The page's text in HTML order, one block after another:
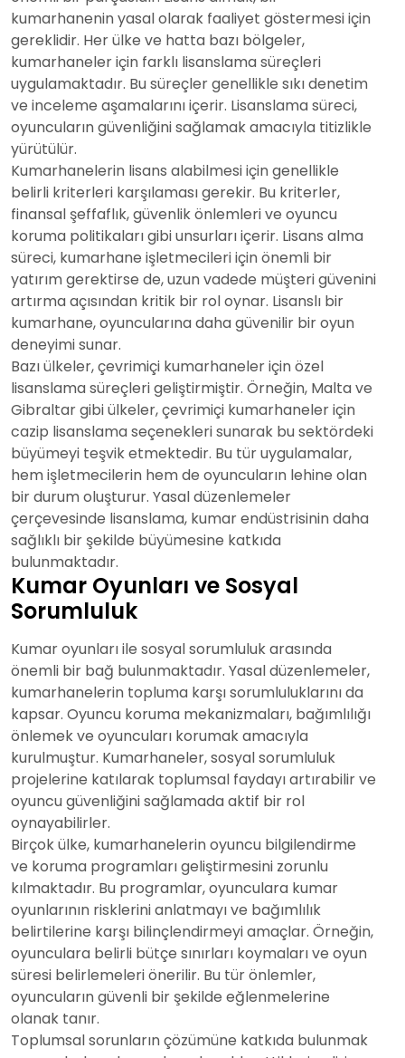
kumarhanenin yasal olarak faaliyet göstermesi için
gereklidir. Her ülke ve hatta bazı bölgeler,
kumarhaneler için farklı lisanslama süreçleri
uygulamaktadır. Bu süreçler genellikle sıkı denetim
ve inceleme aşamalarını içerir. Lisanslama süreci,
oyuncuların güvenliğini sağlamak amacıyla titizlikle
yürütülür.
Kumarhanelerin lisans alabilmesi için genellikle
belirli kriterleri karşılaması gerekir. Bu kriterler,
finansal şeffaflık, güvenlik önlemleri ve oyuncu
koruma politikaları gibi unsurları içerir. Lisans alma
süreci, kumarhane işletmecileri için önemli bir
yatırım gerektirse de, uzun vadede müşteri güvenini
artırma açısından kritik bir rol oynar. Lisanslı bir
kumarhane, oyuncularına daha güvenilir bir oyun
deneyimi sunar.
Bazı ülkeler, çevrimiçi kumarhaneler için özel
lisanslama süreçleri geliştirmiştir. Örneğin, Malta ve
Gibraltar gibi ülkeler, çevrimiçi kumarhaneler için
cazip lisanslama seçenekleri sunarak bu sektördeki
büyümeyi teşvik etmektedir. Bu tür uygulamalar,
hem işletmecilerin hem de oyuncuların lehine olan
bir durum oluşturur. Yasal düzenlemeler
çerçevesinde lisanslama, kumar endüstrisinin daha
sağlıklı bir şekilde büyümesine katkıda
bulunmaktadır.
Kumar Oyunları ve Sosyal
Sorumluluk
Kumar oyunları ile sosyal sorumluluk arasında
önemli bir bağ bulunmaktadır. Yasal düzenlemeler,
kumarhanelerin topluma karşı sorumluluklarını da
kapsar. Oyuncu koruma mekanizmaları, bağımlılığı
önlemek ve oyuncuları korumak amacıyla
kurulmuştur. Kumarhaneler, sosyal sorumluluk
projelerine katılarak toplumsal faydayı artırabilir ve
oyuncu güvenliğini sağlamada aktif bir rol
oynayabilirler.
Birçok ülke, kumarhanelerin oyuncu bilgilendirme
ve koruma programları geliştirmesini zorunlu
kılmaktadır. Bu programlar, oyunculara kumar
oyunlarının risklerini anlatmayı ve bağımlılık
belirtilerine karşı bilinçlendirmeyi amaçlar. Örneğin,
oyunculara belirli bütçe sınırları koymaları ve oyun
süresi belirlemeleri önerilir. Bu tür önlemler,
oyuncuların güvenli bir şekilde eğlenmelerine
olanak tanır.
Toplumsal sorunların çözümüne katkıda bulunmak